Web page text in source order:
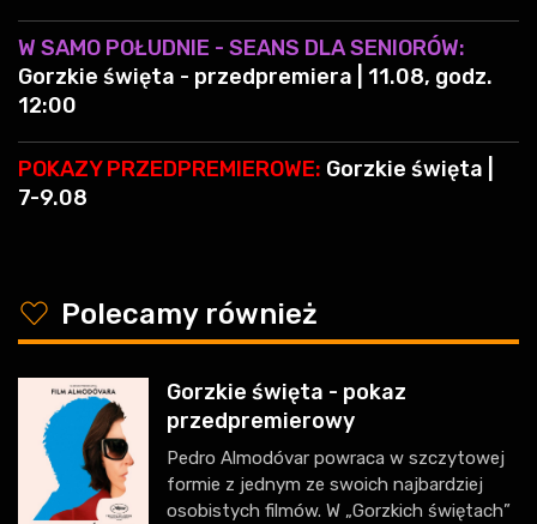
W SAMO POŁUDNIE - SEANS DLA SENIORÓW:
Gorzkie święta - przedpremiera | 11.08, godz.
12:00
POKAZY PRZEDPREMIEROWE: Gorzkie święta |
7-9.08
y Polecamy również
Gorzkie święta - pokaz
przedpremierowy
Pedro Almodóvar powraca w szczytowej
formie z jednym ze swoich najbardziej
osobistych filmów. W „Gorzkich świętach”